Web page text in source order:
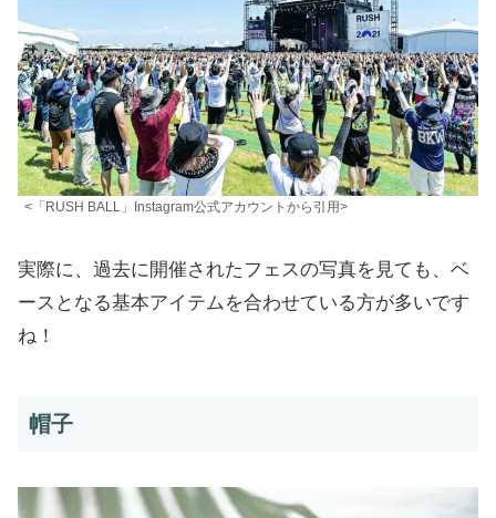
<「RUSH BALL」Instagram公式アカウントから引用>
実際に、過去に開催されたフェスの写真を見ても、ベ
ースとなる基本アイテムを合わせている方が多いです
ね！
帽子